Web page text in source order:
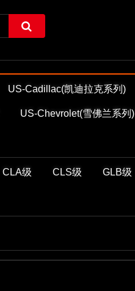
US-Cadillac(凯迪拉克系列)
US-Chevrolet(雪佛兰系列)
CLA级 CLS级 GLB级